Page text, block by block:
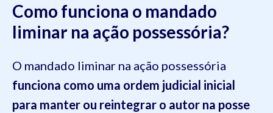
Como funciona o mandado
liminar na ação possessória?
O mandado liminar na ação possessória
funciona como uma ordem judicial inicial
para manter ou reintegrar o autor na posse